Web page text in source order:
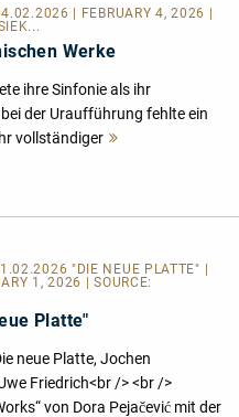
| FEBRUARY 4, 2026 |
Werke
ihre Sinfonie als ihr
der Uraufführung fehlte ein
vollständiger
"DIE NEUE PLATTE" |
1, 2026 | SOURCE:
Platte"
neue Platte, Jochen
Friedrich<br /> <br />
von Dora Pejačević mit der